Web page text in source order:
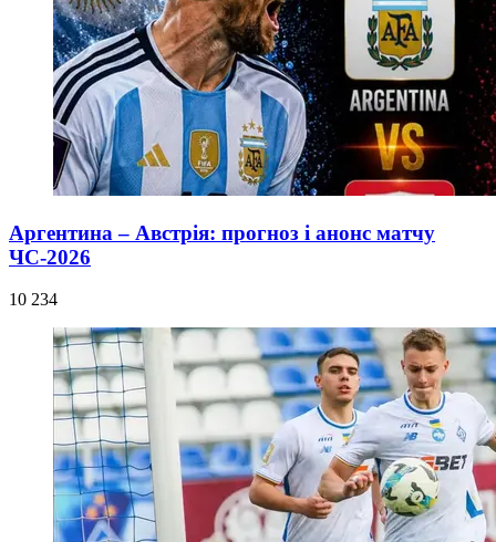
Аргентина – Австрія: прогноз і анонс матчу
ЧС-2026
10 234